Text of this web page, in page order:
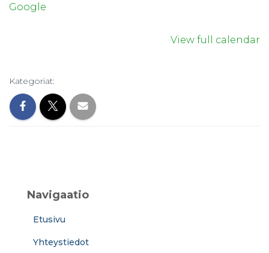
Google
View full calendar
Kategoriat:
Navigaatio
Etusivu
Yhteystiedot